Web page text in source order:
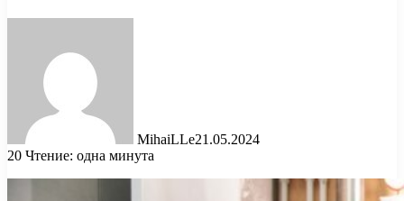
MihaiLLe21.05.2024
20 Чтение: одна минута